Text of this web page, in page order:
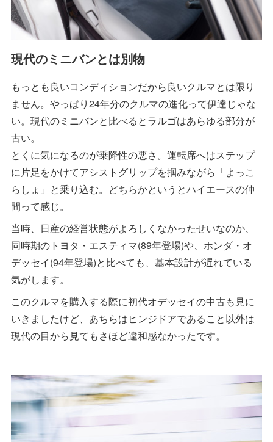
現代のミニバンとは別物
もっとも良いコンディションだから良いクルマとは限り
ません。やっぱり24年分のクルマの進化って伊達じゃな
い。現代のミニバンと比べるとラルゴはあらゆる部分が
古い。
とくに気になるのが乗降性の悪さ。運転席へはステップ
に片足をかけてアシストグリップを掴みながら「よっこ
らしょ」と乗り込む。どちらかというとハイエースの仲
間って感じ。
当時、日産の経営状態がよろしくなかったせいなのか、
同時期のトヨタ・エスティマ(89年登場)や、ホンダ・オ
デッセイ(94年登場)と比べても、基本設計が遅れている
気がします。
このクルマを購入する際に初代オデッセイの中古も見に
いきましたけど、あちらはヒンジドアであること以外は
現代の目から見てもさほど違和感なかったです。